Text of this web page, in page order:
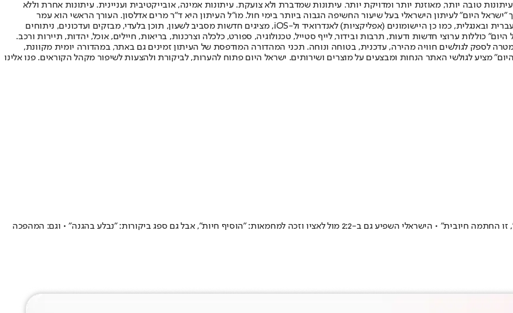
טובה יותר, מאוזנת יותר ומדויקת יותר. עיתונות שמדברת ולא צועקת. עיתונות אמינה, אובייקטיבית ועניינית. עיתונות אחרת וללא
המהדורה המודפסת הראשונה פורסמה ב-30 ביולי 2007, וב-2010 הפך "ישראל היום" לעיתון הישראלי בעל שיעור החשיפה הגבוה ביותר בימי חול. מו"ל העיתון היא ד"ר מרים אדלסון. העורך הראשי הוא עמר
לחמנוביץ, והעורך המייסד הוא עמוס רגב. אתרי האינטרנט של "ישראל היום" בעברית ובאנגלית, כמו כן היישומונים (אפליקציות) לאנדרואיד ול-iOS, מציגים חדשות מסביב לשעון, תוכן בלעדי, מבזקים ועדכונים, ניתוחים
כוללות ערוצי חדשות ודעות, תרבות ובידור, לייף סטייל, טכנולוגיה, ספורט, כלכלה וצרכנות, בריאות, חיילים, אוכל, יהדות, תיירות ורכב.
במטרה לספק לגולשים חוויה מהירה, עדכנית, בטוחה ונוחה. תכני המהדורה המודפסת של העיתון זמינים גם באתר, במהדורה יומית מקוונת,
מציע לגולשי האתר הנחות ומבצעים על מוצרים ושירותים. ישראל היום פתוח להערות, לביקורת ולהצעות לשיפור מקהל הקוראים. פנו אלינו
סוכן השחקנים ג'וליו מרינלי התראיין ברדיו המקומי והתרשם: "הוא יהיה 'חצוף', זו החתמה חיובית" • הישראלי השפיע גם ב-2:2 מול לאציו וזכה למחמאות: "הוסיף חיות", אבל גם ספג ביקורות: "נבלע בהגנה" • וגם: המהפכה